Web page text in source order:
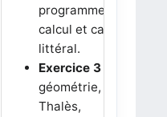
programmes de
calcul et calcul
littéral.
Exercice 3 :
géométrie,
Thalès,